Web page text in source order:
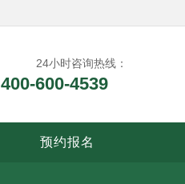
24小时咨询热线：
400-600-4539
预约报名